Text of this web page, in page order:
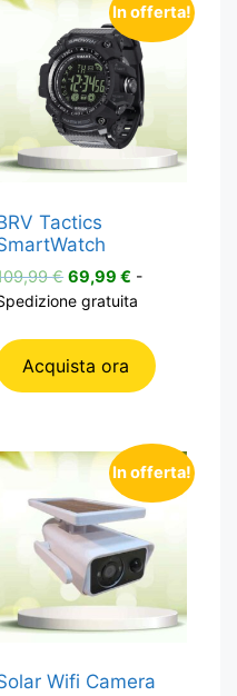
In offerta!
Tactics
€ Il
prezzo
era:
109,99 €.
69,99€ Il
prezzo
è:
69,99 €.
-
gratuita
Acquista ora
In offerta!
Wifi Camera